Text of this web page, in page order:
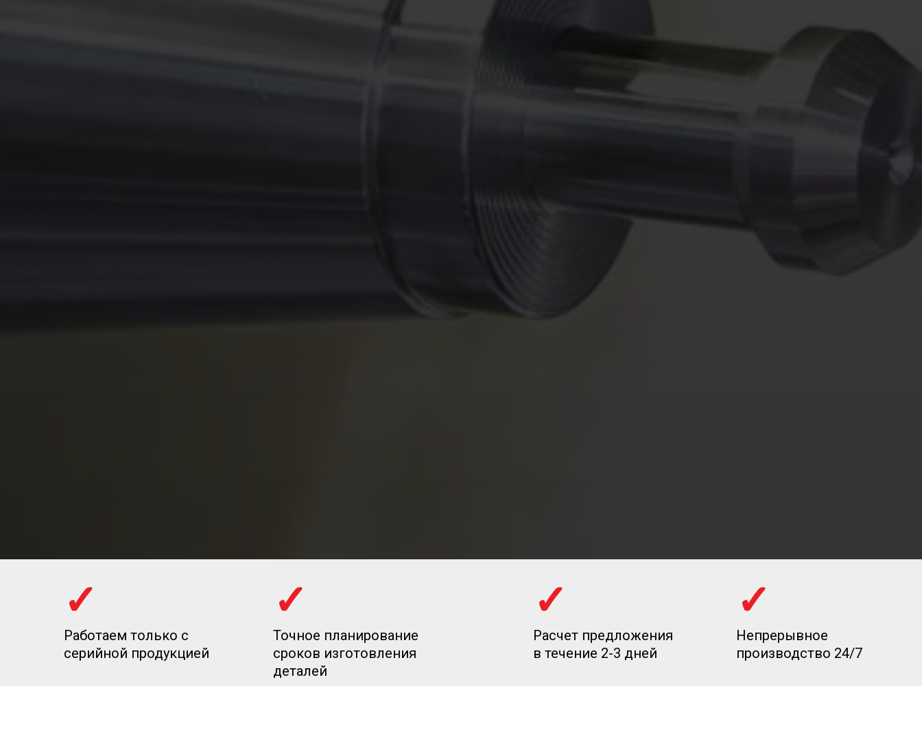
✓ ✓
Работаем только с
серийной продукцией
✓
Точное планирование
сроков изготовления
деталей
Расчет предложения
в течение 2-3 дней
Непрерывное
производство 24/7
✓